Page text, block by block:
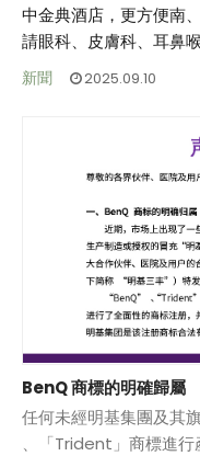
中金典酒店，更方便南
請眼科、皮膚科、耳鼻
多元的醫學交流。明基
我們期待未來能持續與
升醫療品質，為病患創
新聞 2025.09.10
BenQ 商標的明確歸屬
任何未經明基集團及其
、「Trident」商標進行